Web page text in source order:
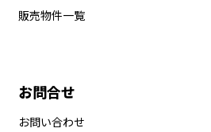
販売物件一覧
お問合せ
お問い合わせ